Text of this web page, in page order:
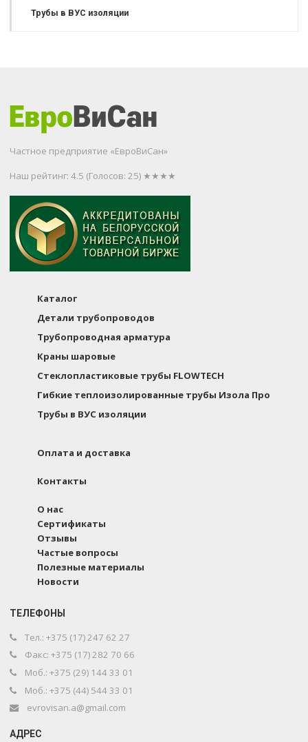
Трубы в ВУС изоляции
Частное предприятие «ЕвроВиСан»
Наш рейтинг: 4.5 (Голосов:25) ★★★★
Каталог
Детали трубопроводов
Трубопроводная арматура
Краны шаровые
Стеклопластиковые трубы FLOWTECH
Гибкие теплоизолированные трубы Изола Про
Трубы в ВУС изоляции
Оплата и доставка
Контакты
О нас
Сертификаты
Отзывы
Частые вопросы
Полезные материалы
Новости
ТЕЛЕФОНЫ
Тел.: +375 (17) 247 62 27
Факс: +375 (17) 282 70 66
Моб.: +375 (29) 144 33 01
Моб.: +375 (44) 544 33 01
evrovisan.a@gmail.com
АДРЕС